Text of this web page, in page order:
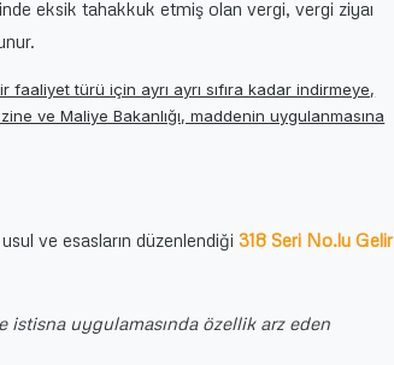
eksik tahakkuk etmiş olan vergi, vergi ziyaı
türü için ayrı ayrı sıfıra kadar indirmeye,
ve Maliye Bakanlığı, maddenin uygulanmasına
ve esasların düzenlendiği318 Seri No.lu Gelir
istisna uygulamasında özellik arz eden